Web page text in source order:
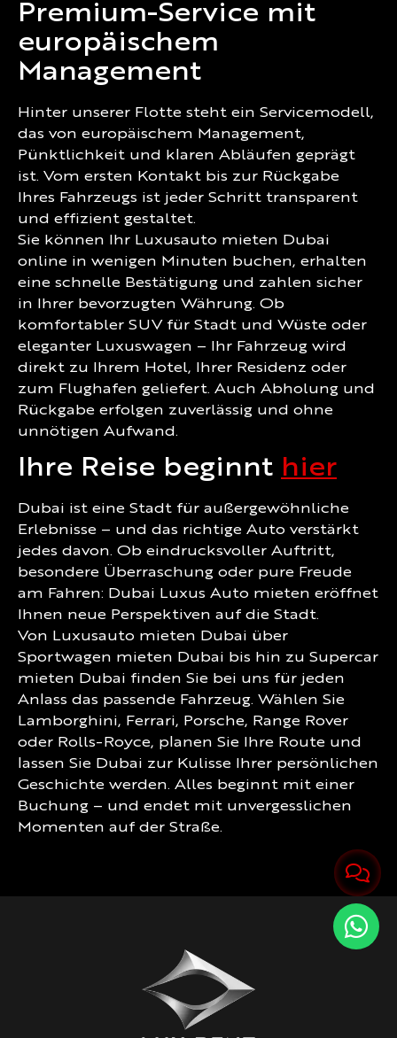
Premium-Service mit
europäischem
Management
Hinter unserer Flotte steht ein Servicemodell,
das von europäischem Management,
Pünktlichkeit und klaren Abläufen geprägt
ist. Vom ersten Kontakt bis zur Rückgabe
Ihres Fahrzeugs ist jeder Schritt transparent
und effizient gestaltet.
Sie können Ihr Luxusauto mieten Dubai
online in wenigen Minuten buchen, erhalten
eine schnelle Bestätigung und zahlen sicher
in Ihrer bevorzugten Währung. Ob
komfortabler SUV für Stadt und Wüste oder
eleganter Luxuswagen – Ihr Fahrzeug wird
direkt zu Ihrem Hotel, Ihrer Residenz oder
zum Flughafen geliefert. Auch Abholung und
Rückgabe erfolgen zuverlässig und ohne
unnötigen Aufwand.
Ihre Reise beginnt hier
Dubai ist eine Stadt für außergewöhnliche
Erlebnisse – und das richtige Auto verstärkt
jedes davon. Ob eindrucksvoller Auftritt,
besondere Überraschung oder pure Freude
am Fahren: Dubai Luxus Auto mieten eröffnet
Ihnen neue Perspektiven auf die Stadt.
Von Luxusauto mieten Dubai über
Sportwagen mieten Dubai bis hin zu Supercar
mieten Dubai finden Sie bei uns für jeden
Anlass das passende Fahrzeug. Wählen Sie
Lamborghini, Ferrari, Porsche, Range Rover
oder Rolls-Royce, planen Sie Ihre Route und
lassen Sie Dubai zur Kulisse Ihrer persönlichen
Geschichte werden. Alles beginnt mit einer
Buchung – und endet mit unvergesslichen
Momenten auf der Straße.